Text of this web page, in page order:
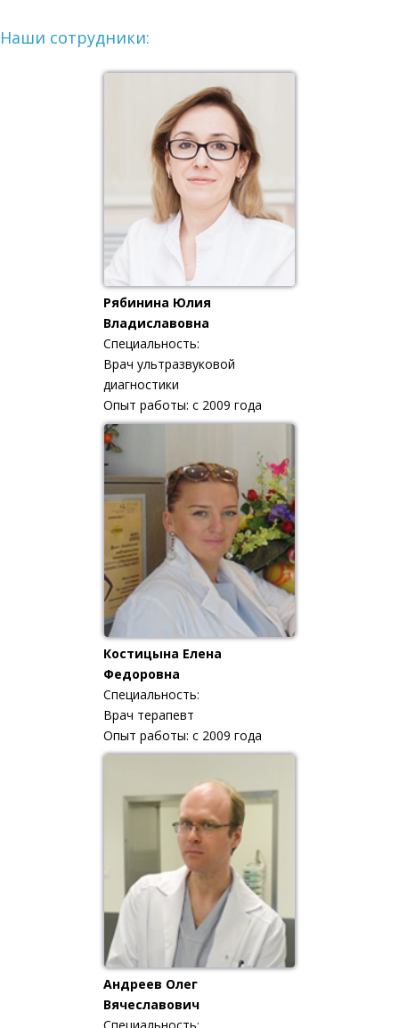
Наши сотрудники:
Рябинина Юлия
Владиславовна
Специальность:
Врач ультразвуковой
диагностики
Опыт работы: с 2009 года
Костицына Елена
Федоровна
Специальность:
Врач терапевт
Опыт работы: с 2009 года
Андреев Олег
Вячеславович